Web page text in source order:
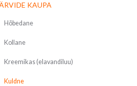
KAUPA
Hõbedane
Kollane
Kreemikas (elavandiluu)
Kuldne